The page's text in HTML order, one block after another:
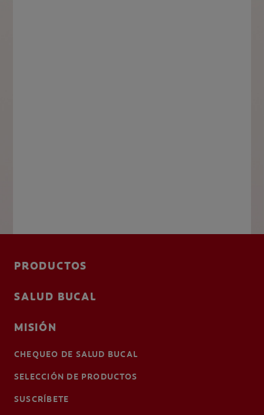
PRODUCTOS
SALUD BUCAL
MISIÓN
CHEQUEO DE SALUD BUCAL
SELECCIÓN DE PRODUCTOS
SUSCRÍBETE